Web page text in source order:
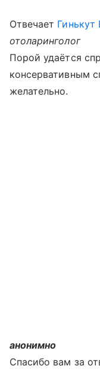
Отвечает Гинькут
отоларинголог
Порой удаётся
консервативным
желательно.
анонимно
Спасибо вам за